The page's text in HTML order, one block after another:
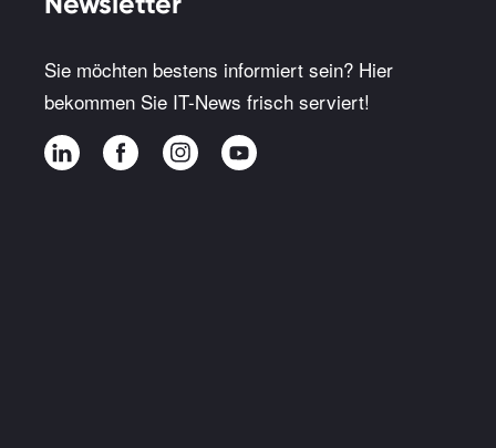
Sie möchten bestens informiert sein? Hier
bekommen Sie IT-News frisch serviert!